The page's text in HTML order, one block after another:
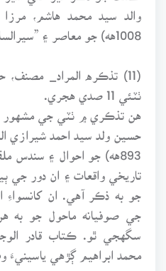
والد سيد محمد هاشم،
1008هه) جو معاصر ۽ ”سيرالسلاطين“ جو مصنف هو.
(11) تذڪره المراد_
هن تذڪري ۾ ٺٽي جي مشهور
حسين ولد سيد احمد شيرازي
893هه) جو احوال ۽ سندس
تاريخي واقعات ۽ ان دور جي
جو به ذڪر آهي. ان کانسواءِ
جي صوفيانه ماحول جو به
سگهجي ٿو. ڪتاب قادر
محمد ابراهيم ڳڙهي ياسينيءَ